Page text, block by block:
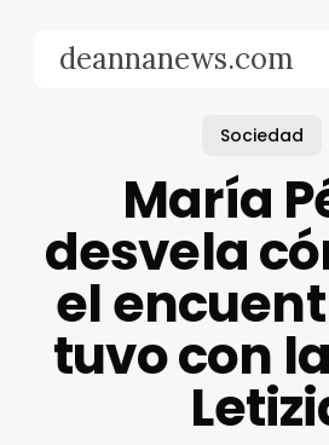
deannanews.com
Sociedad
María
desvela
el
tuvo con